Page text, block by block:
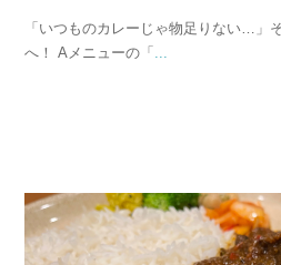
「いつものカレーじゃ物足りない…」
へ！ Aメニューの「